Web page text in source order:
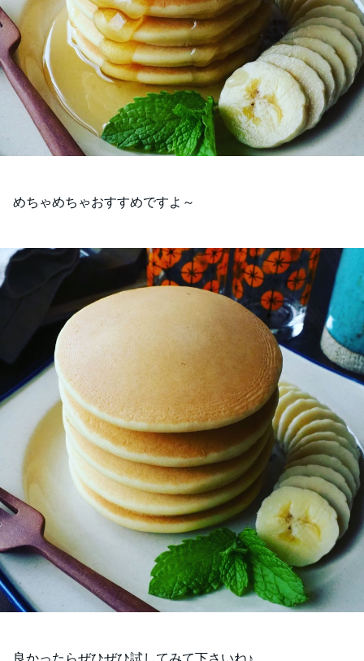
めちゃめちゃおすすめですよ～
良かったらぜひぜひ試してみて下さいね♪